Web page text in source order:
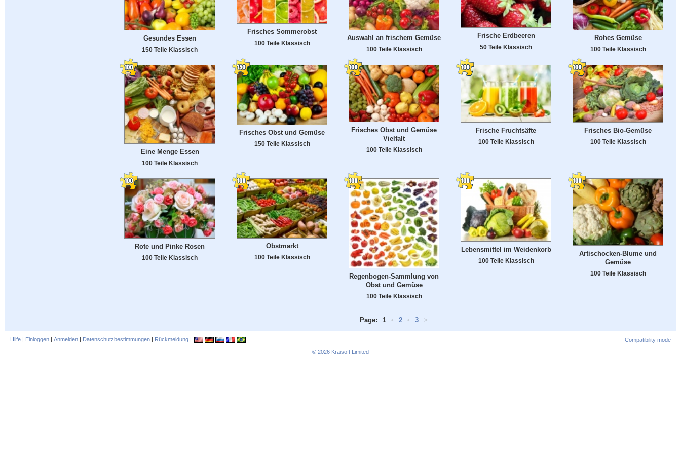
Gesundes Essen
150 Teile Klassisch
Frisches Sommerobst
100 Teile Klassisch
Auswahl an frischem Gemüse
100 Teile Klassisch
Frische Erdbeeren
50 Teile Klassisch
Rohes Gemüse
100 Teile Klassisch
Eine Menge Essen
100 Teile Klassisch
Frisches Obst und Gemüse
150 Teile Klassisch
Frisches Obst und Gemüse
Vielfalt
100 Teile Klassisch
Frische Fruchtsäfte
100 Teile Klassisch
Frisches Bio-Gemüse
100 Teile Klassisch
Rote und Pinke Rosen
100 Teile Klassisch
Obstmarkt
100 Teile Klassisch
Regenbogen-Sammlung von
Obst und Gemüse
100 Teile Klassisch
Lebensmittel im Weidenkorb
100 Teile Klassisch
Artischocken-Blume und
Gemüse
100 Teile Klassisch
Page: 1 • 2 • 3 >
Hilfe | Einloggen | Anmelden | Datenschutzbestimmungen | Rückmeldung |
Compatibility mode
© 2026 Kraisoft Limited